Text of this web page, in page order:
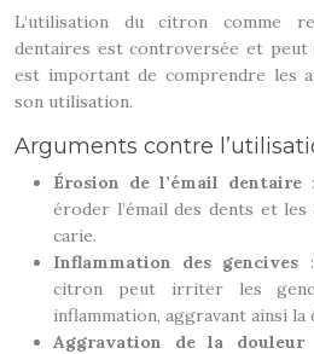
L’utilisation du citron comme
dentaires est controversée et peut
est important de comprendre les
son utilisation.
Arguments contre
Érosion de l’émail dentaire
éroder l’émail des dents et
carie.
Inflammation des gencives
citron peut irriter les
inflammation, aggravant ainsi la
Aggravation de la